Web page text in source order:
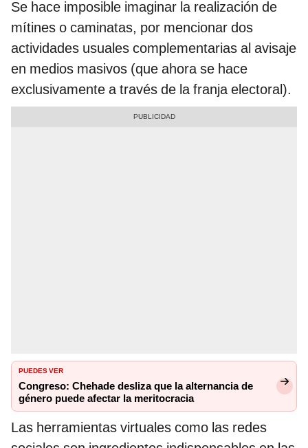
Se hace imposible imaginar la realización de
mítines o caminatas, por mencionar dos
actividades usuales complementarias al avisaje
en medios masivos (que ahora se hace
exclusivamente a través de la franja electoral).
PUEDES VER
Congreso: Chehade desliza que la alternancia de
género puede afectar la meritocracia
Las herramientas virtuales como las redes